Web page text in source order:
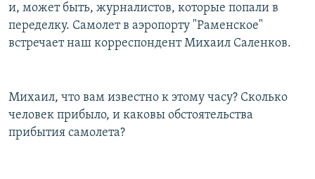
и, может быть, журналистов, которые попали в
переделку. Самолет в аэропорту "Раменское"
встречает наш корреспондент Михаил Саленков.
Михаил, что вам известно к этому часу? Сколько
человек прибыло, и каковы обстоятельства
прибытия самолета?